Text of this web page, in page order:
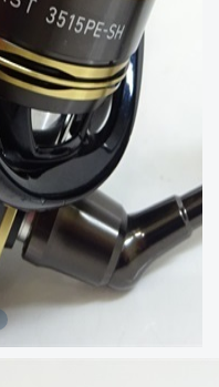
店
、エギ、雑品、その他につきましては
記はございません。 状態は写真にて
ださい。